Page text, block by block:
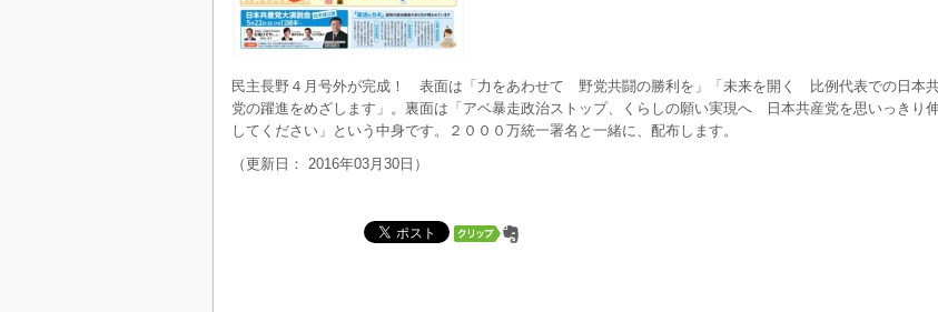
民主長野４月号外が完成！ 表面は「力をあわせて 野党共闘の勝利を」「未来を開く 比例代表での日本
党の躍進をめざします」。裏面は「アベ暴走政治ストップ、くらしの願い実現へ 日本共産党を思いっきり
してください」という中身です。２０００万統一署名と一緒に、配布します。
（更新日： 2016年03月30日）